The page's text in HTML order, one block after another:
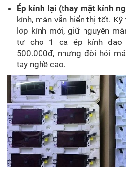
Ép kính lại (thay mặt kính
kính, màn vẫn hiển thị tốt.
lớp kính mới, giữ nguyên
tư cho 1 ca ép kính dao
500.000đ, nhưng đòi hỏi
tay nghề cao.